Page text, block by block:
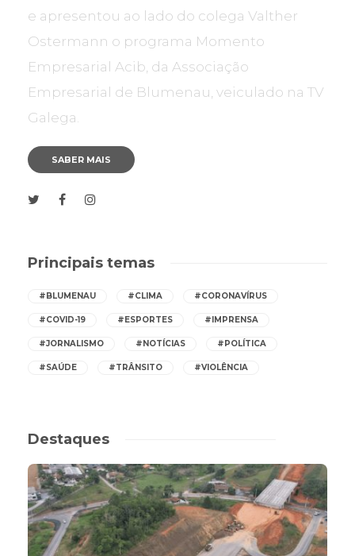
e apresentou ao lado do colega Valther
Ostermann o programa Momento
Empresarial Acib, da Associação
Empresarial de Blumenau, veiculado na TV
Galega.
SABER MAIS
Principais temas
#BLUMENAU #CLIMA #CORONAVÍRUS
#COVID-19 #ESPORTES #IMPRENSA
#JORNALISMO #NOTÍCIAS #POLÍTICA
#SAÚDE #TRÂNSITO #VIOLÊNCIA
Destaques